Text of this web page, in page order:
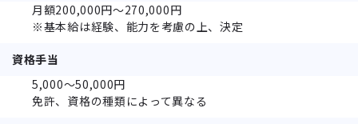
月額200,000円～270,000円
※基本給は経験、能力を考慮の上、決定
資格手当
5,000～50,000円
免許、資格の種類によって異なる